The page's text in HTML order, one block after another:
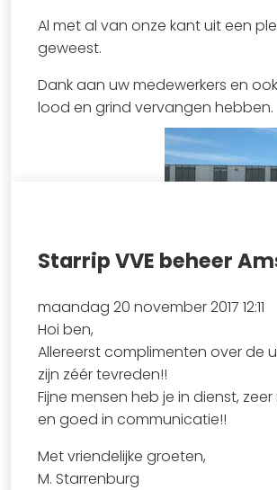
Al met al van onze kant uit een
geweest.
Dank aan uw medewerkers en
lood en grind vervangen hebben.
Bekijk
Starrip VVE beheer
maandag 20 november 2017 12:11
Hoi ben,
Allereerst complimenten over de
zijn zéér tevreden!!
Fijne mensen heb je in dienst,
en goed in communicatie!!
Met vriendelijke groeten,
M. Starrenburg